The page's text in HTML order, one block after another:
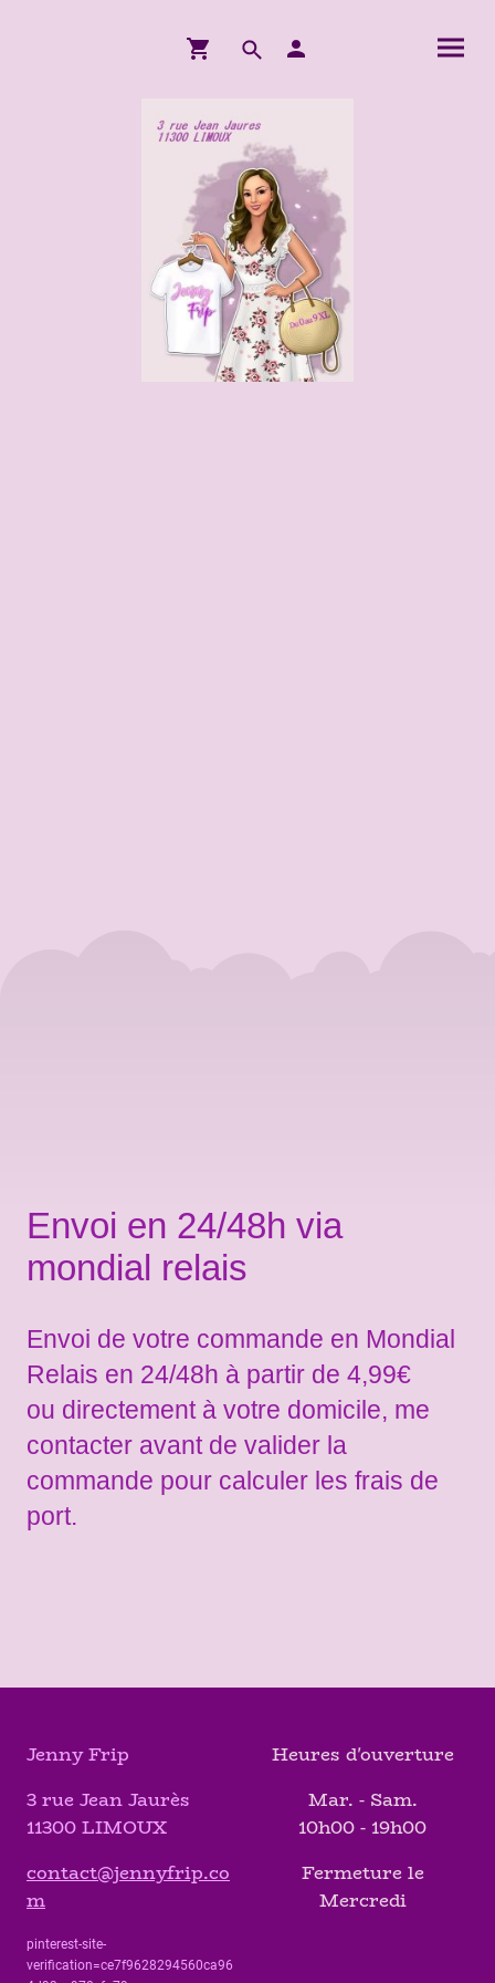
Envoi en 24/48h via
mondial relais
Envoi de votre commande en Mondial
Relais en 24/48h à partir de 4,99€
ou directement à votre domicile, me
contacter avant de valider la
commande pour calculer les frais de
port.
Jenny Frip
3 rue Jean Jaurès
11300 LIMOUX
contact@jennyfrip.co
m
pinterest-site-
verification=ce7f9628294560ca96
Heures d'ouverture
Mar. - Sam.
10h00 - 19h00
Fermeture le
Mercredi